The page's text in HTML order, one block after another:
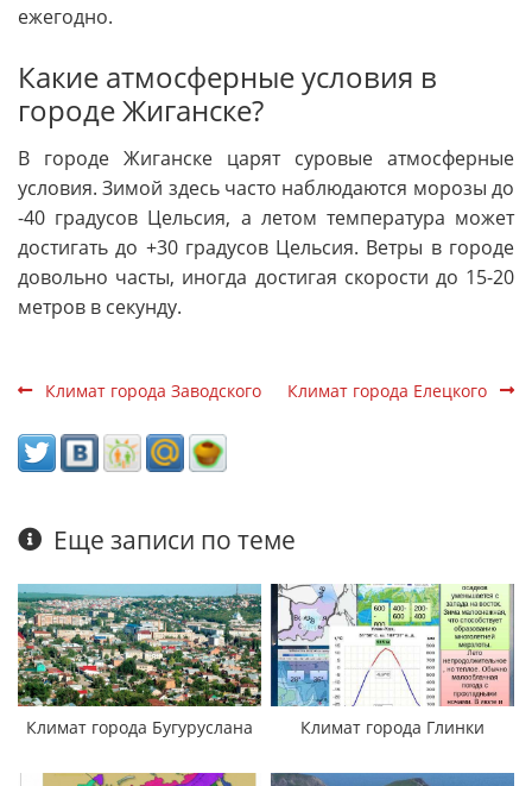
ежегодно.
Какие атмосферные условия в
городе Жиганске?
В городе Жиганске царят суровые атмосферные
условия. Зимой здесь часто наблюдаются морозы до
-40 градусов Цельсия, а летом температура может
достигать до +30 градусов Цельсия. Ветры в городе
довольно часты, иногда достигая скорости до 15-20
метров в секунду.
Климат города Заводского Климат города Елецкого
Еще записи по теме
Климат города Бугуруслана Климат города Глинки